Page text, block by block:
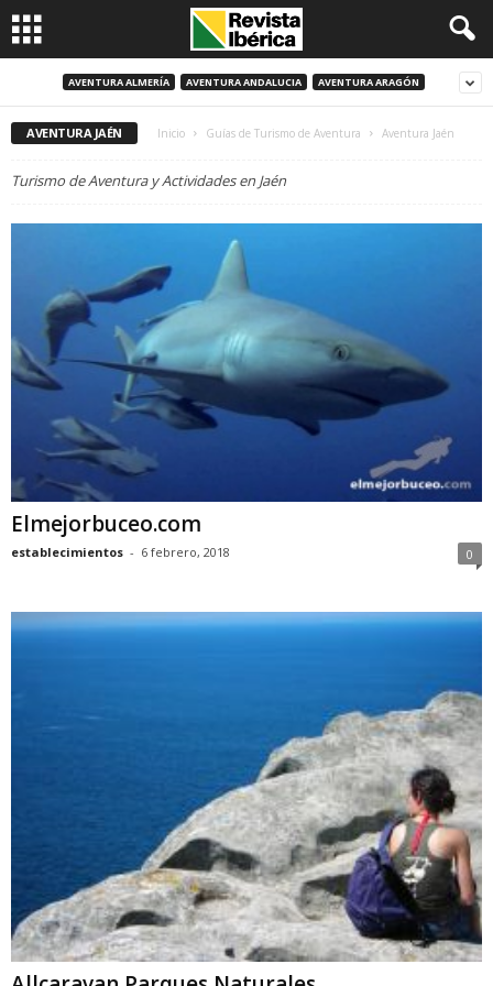
AVENTURA ALMERÍA AVENTURA ANDALUCIA AVENTURA ARAGÓN
AVENTURA JAÉN Inicio Guías de Turismo de Aventura Aventura Jaén
Turismo de Aventura y Actividades en Jaén
Elmejorbuceo.com
establecimientos - 6 febrero, 2018 0